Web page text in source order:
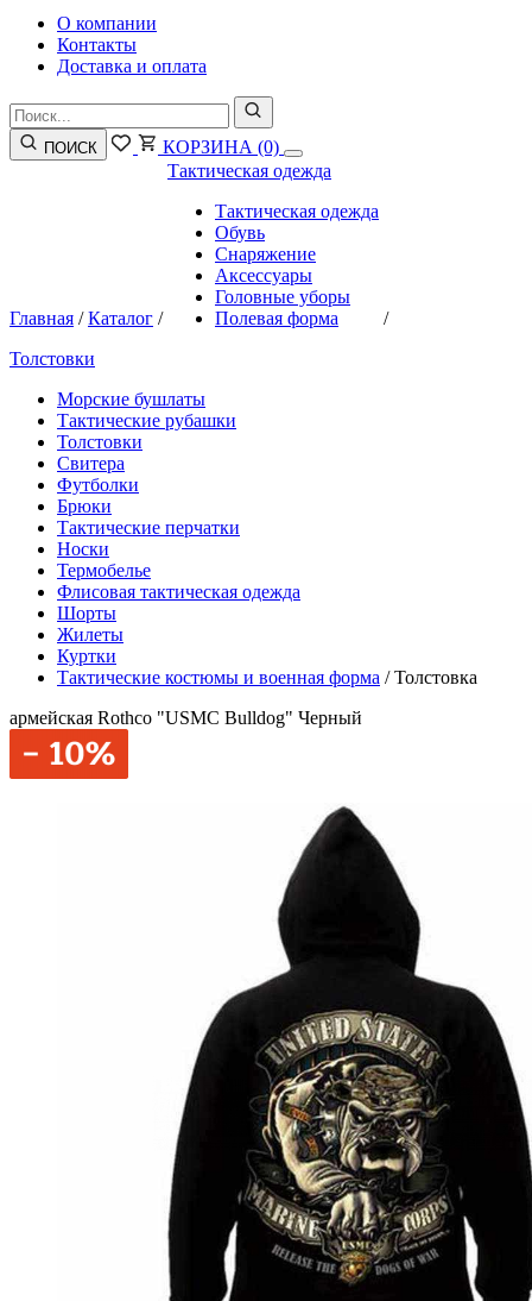
О компании
Контакты
Доставка и оплата
ПОИСК КОРЗИНА (0)
Главная /Каталог /
Тактическая одежда
Тактическая одежда
Обувь
Снаряжение
Аксессуары
Головные уборы
Полевая форма
/
Толстовки
Морские бушлаты
Тактические рубашки
Толстовки
Свитера
Футболки
Брюки
Тактические перчатки
Носки
Термобелье
Флисовая тактическая одежда
Шорты
Жилеты
Куртки
Тактические костюмы и военная форма /Толстовка
армейская Rothco "USMC Bulldog" Черный